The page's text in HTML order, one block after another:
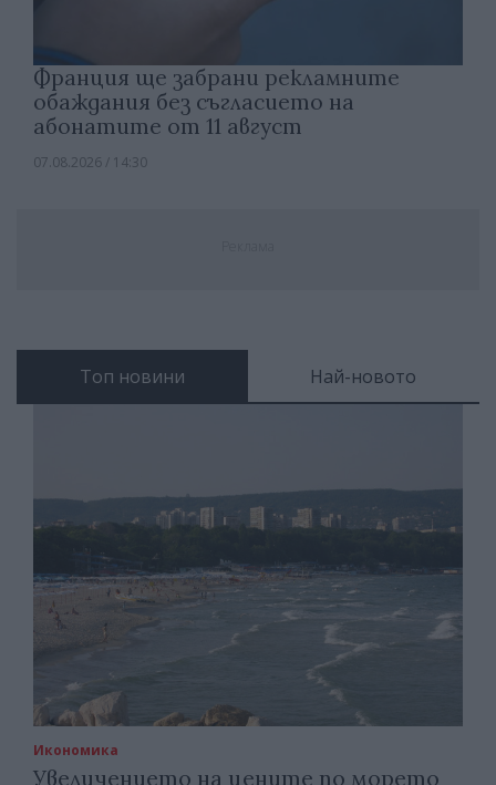
Франция ще забрани рекламните
обаждания без съгласието на
абонатите от 11 август
07.08.2026 / 14:30
Топ новини Най-новото
Икономика
Увеличението на цените по морето